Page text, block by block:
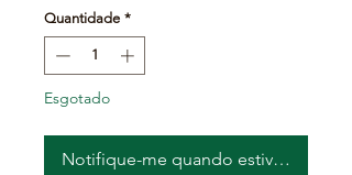
Quantidade *
Esgotado
Notifique-me quando estiver